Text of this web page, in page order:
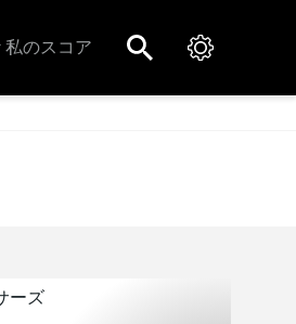
私のスコア
ーズ